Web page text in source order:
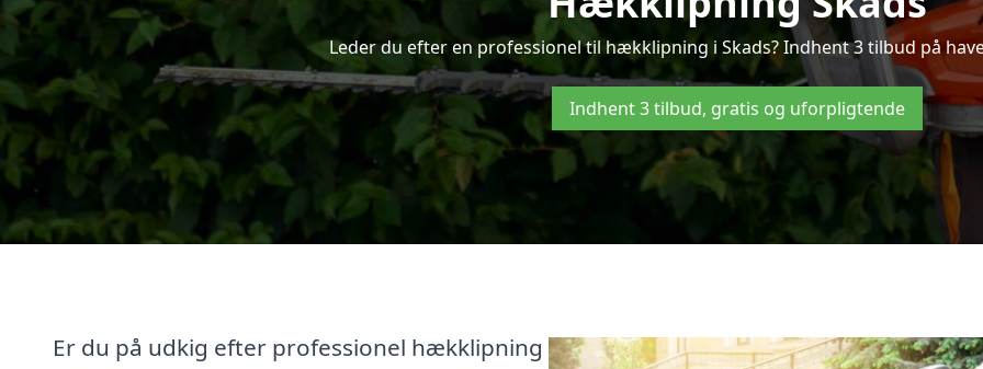
Leder du efter en professionel til hækklipning i Skads? Indhent 3 tilbud på
Indhent 3 tilbud, gratis og uforpligtende
Er du på udkig efter professionel hækklipning